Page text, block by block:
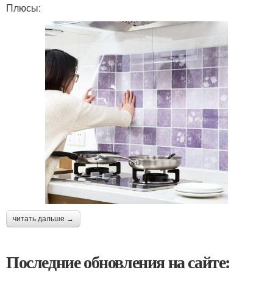
Плюсы:
читать дальше →
Последние обновления на сайте: